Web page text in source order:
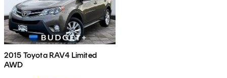
2015 Toyota RAV4 Limited
AWD